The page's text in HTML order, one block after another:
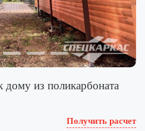
дому из поликарбоната
Получить расчет